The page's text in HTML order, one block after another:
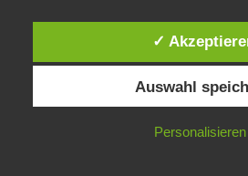
Weitere Suche nach der Identität der
Diese Website verwendet Cookies. Durch
Website stimmst du der Verwendung von
IN ORDNUNG
✓
Auswahl
Personalisieren